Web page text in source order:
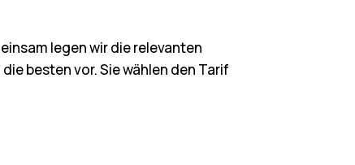
legen wir die relevanten
besten vor. Sie wählen den Tarif